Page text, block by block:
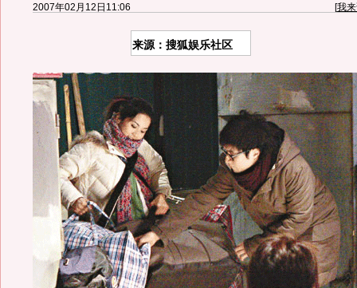
2007年02月12日11:06 [我
来源：搜狐娱乐社区